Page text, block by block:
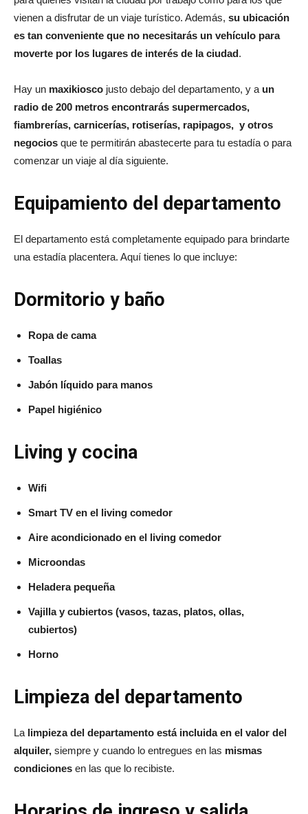
vienen a disfrutar de un viaje turístico. Además, su ubicación
es tan conveniente que no necesitarás un vehículo para
moverte por los lugares de interés de la ciudad.
Hay un maxikiosco justo debajo del departamento, y a un
radio de 200 metros encontrarás supermercados,
fiambrerías, carnicerías, rotiserías, rapipagos, y otros
negocios que te permitirán abastecerte para tu estadía o para
comenzar un viaje al día siguiente.
Equipamiento del departamento
El departamento está completamente equipado para brindarte
una estadía placentera. Aquí tienes lo que incluye:
Dormitorio y baño
Ropa de cama
Toallas
Jabón líquido para manos
Papel higiénico
Living y cocina
Wifi
Smart TV en el living comedor
Aire acondicionado en el living comedor
Microondas
Heladera pequeña
Vajilla y cubiertos (vasos, tazas, platos, ollas,
cubiertos)
Horno
Limpieza del departamento
La limpieza del departamento está incluida en el valor del
alquiler, siempre y cuando lo entregues en las mismas
condiciones en las que lo recibiste.